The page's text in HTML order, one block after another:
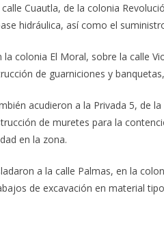
Cuautla, de la colonia
hidráulica, así como el
colonia El Moral, sobre la calle
de guarniciones y
acudieron a la Privada 5, de
de muretes para la
en la zona.
a la calle Palmas, en la
de excavación en material